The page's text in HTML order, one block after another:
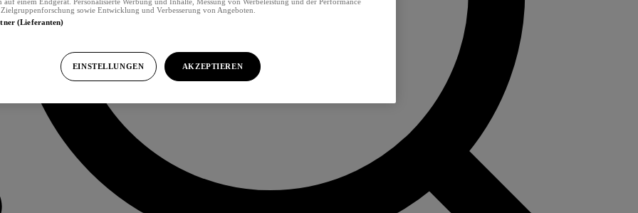
sowie Entwicklung und Verbesserung von Angeboten.
(Lieferanten)
EINSTELLUNGEN AKZEPTIEREN